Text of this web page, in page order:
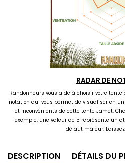
RADAR DE
Randonneurs vous aide à choisir votre
notation qui vous permet de visualiser en
et inconvénients de cette tente Jamet.
exemple, une valeur de 5 représente un
défaut majeur. Laissez
DESCRIPTION
DÉTAILS DU